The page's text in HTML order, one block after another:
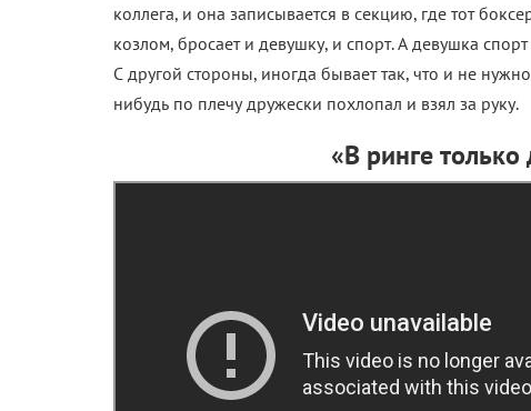
коллега, и она записывается в секцию, где тот
козлом, бросает и девушку, и спорт. А девушка
С другой стороны, иногда бывает так, что и не
нибудь по плечу дружески похлопал и взял за руку.
«В ринге